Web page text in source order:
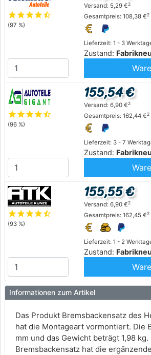
starstarstarstarstar_half
(97 %)
Lieferzeit: 1 - 3
Zustand: Fabrikneu
Versand: 5,29 €2
Gesamtpreis: 108,38 €2
starstarstarstarstar_half
(96 %)
Lieferzeit: 3 - 7
Zustand: Fabrikneu
155,54 €
Versand: 6,90 €2
Gesamtpreis: 162,44 €2
starstarstarstarstar_half
(93 %)
Lieferzeit: 1 - 2
Zustand: Fabrikneu
155,55 €
Versand: 6,90 €2
Gesamtpreis: 162,45 €2
Informationen zum Artikel
Das Produkt Bremsbackensatz des
hat die Montageart vormontiert. Die
mm und das Gewicht beträgt 1,98 kg.
Bremsbackensatz hat die